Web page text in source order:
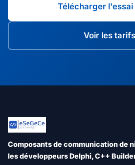
Télécharger
Voir les tarifs
Composants de communication de
les développeurs Delphi, C++